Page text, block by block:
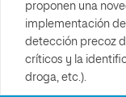
proponen una
implementación
detección precoz
críticos y la
droga, etc.).